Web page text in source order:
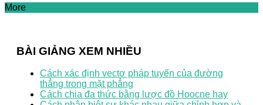
More
BÀI GIẢNG XEM NHIỀU
Cách xác định vectơ pháp tuyến của đường
thẳng trong mặt phẳng
Cách chia đa thức bằng lược đồ Hoocne hay